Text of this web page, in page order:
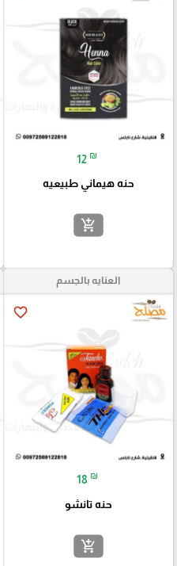
12 ₪
حنه هيماني طبيعيه
add_shopping_cart
العنايه بالجسم
favorite_border
18 ₪
حنه تانشو
add_shopping_cart